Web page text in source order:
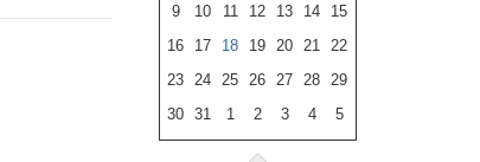
9
10 11 12 13 14
15
16
17 18 19 20 21
22
23
24 25 26 27 28
29
30
31 1 2 3 4 5